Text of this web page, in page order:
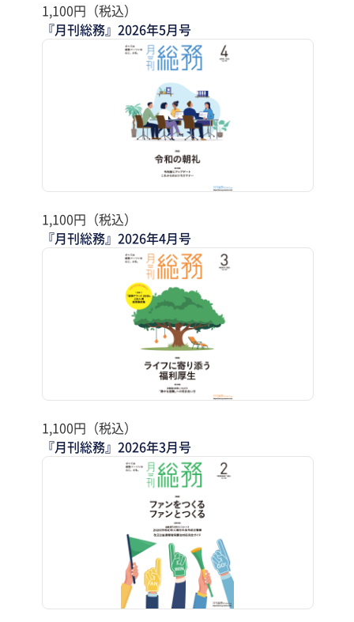
1,100円（税込）
『月刊総務』2026年5月号
1,100円（税込）
『月刊総務』2026年4月号
1,100円（税込）
『月刊総務』2026年3月号